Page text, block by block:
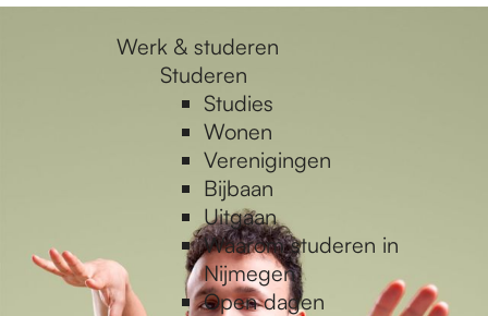
Werk & studeren
Studeren
Studies
Wonen
Verenigingen
Bijbaan
Uitgaan
Waarom studeren in
Nijmegen
Open dagen